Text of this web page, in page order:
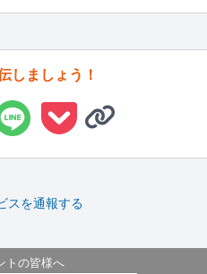
しましょう！
スを通報する
トの皆様へ